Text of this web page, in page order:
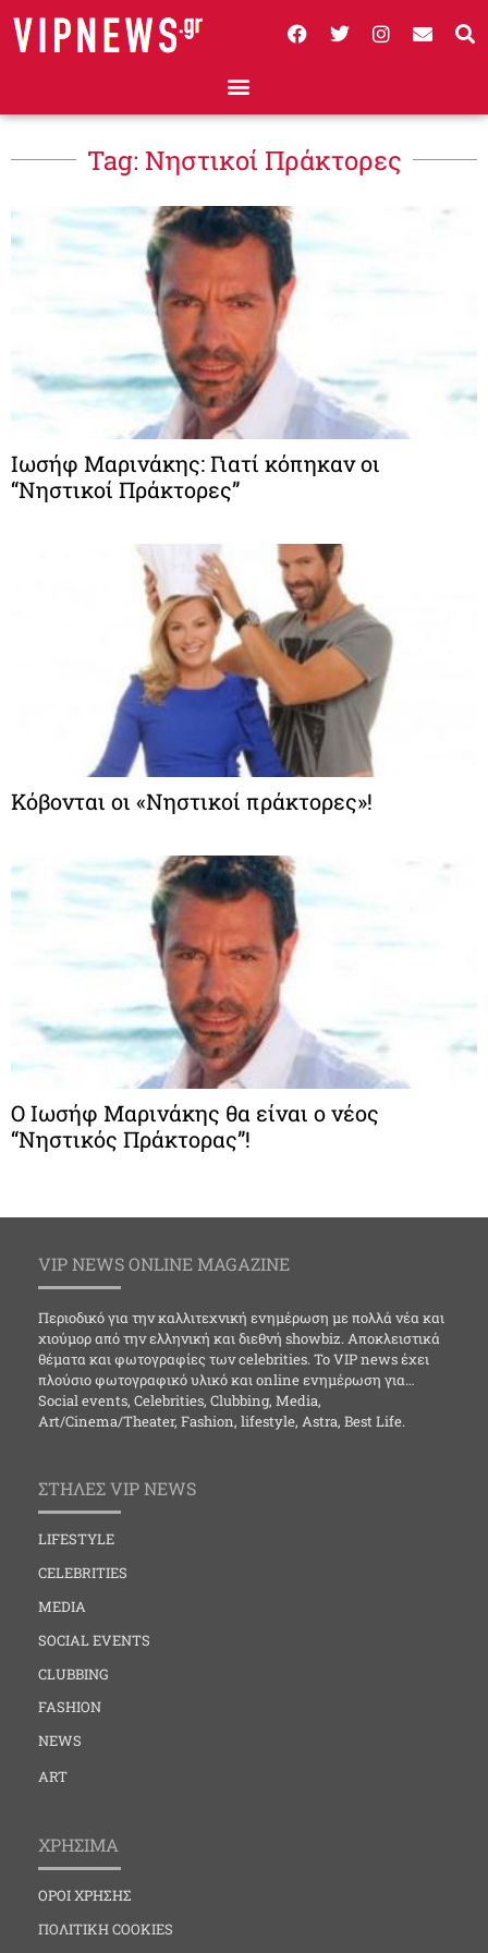
Tag: Νηστικοί Πράκτορες
Ιωσήφ Μαρινάκης: Γιατί κόπηκαν οι
“Νηστικοί Πράκτορες”
Κόβονται οι «Νηστικοί πράκτορες»!
Ο Ιωσήφ Μαρινάκης θα είναι ο νέος
“Νηστικός Πράκτορας”!
VIP NEWS ONLINE MAGAZINE
Περιοδικό για την καλλιτεχνική ενημέρωση με πολλά νέα και
χιούμορ από την ελληνική και διεθνή showbiz. Αποκλειστικά
θέματα και φωτογραφίες των celebrities. Το VIP news έχει
πλούσιο φωτογραφικό υλικό και online ενημέρωση για…
Social events, Celebrities, Clubbing, Media,
Art/Cinema/Theater, Fashion, lifestyle, Astra, Best Life.
ΣΤΗΛΕΣ VIP NEWS
LIFESTYLE
CELEBRITIES
MEDIA
SOCIAL EVENTS
CLUBBING
FASHION
NEWS
ART
ΧΡΗΣΙΜΑ
ΟΡΟΙ ΧΡΗΣΗΣ
ΠΟΛΙΤΙΚΗ COOKIES